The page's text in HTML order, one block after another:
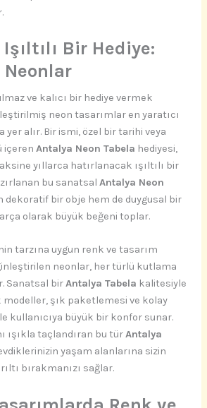
Bir Hediye:
Neonlar
ve kalıcı bir hediye vermek
neon tasarımlar en yaratıcı
yer alır. Bir ismi, özel bir tarihi veya
içerenAntalya Neon Tabela hediyesi,
yıllarca hatırlanacak ışıltılı bir
bu sanatsalAntalya Neon
dekoratif bir obje hem de duygusal bir
olarak büyük beğeni toplar.
tarzına uygun renk ve tasarım
neonlar, her türlü kutlama
Sanatsal birAntalya Tabela kalitesiyle
şık paketlemesi ve kolay
kullanıcıya büyük bir konfor sunar.
ışıkla taçlandıran bu türAntalya
yaşam alanlarına sizin
bırakmanızı sağlar.